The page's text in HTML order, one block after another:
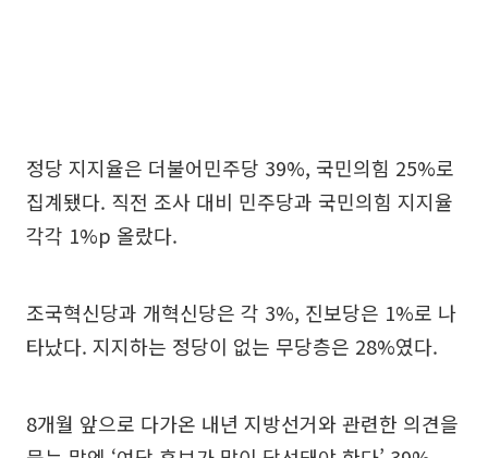
정당 지지율은 더불어민주당 39%, 국민의힘 25%로
집계됐다. 직전 조사 대비 민주당과 국민의힘 지지율
각각 1%p 올랐다.
조국혁신당과 개혁신당은 각 3%, 진보당은 1%로 나
타났다. 지지하는 정당이 없는 무당층은 28%였다.
8개월 앞으로 다가온 내년 지방선거와 관련한 의견을